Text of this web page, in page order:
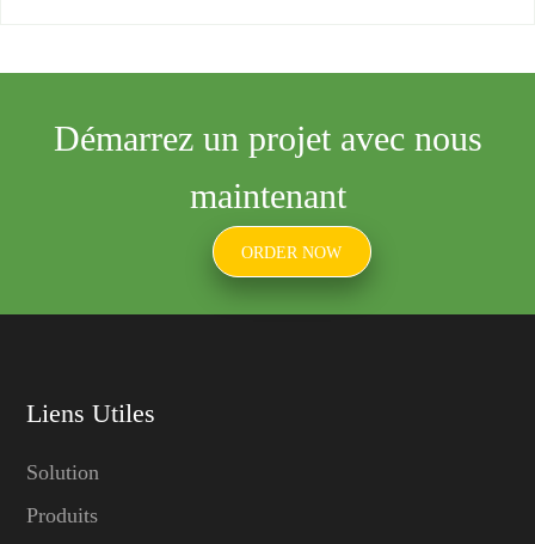
Démarrez un projet avec nous
maintenant
ORDER NOW
Liens Utiles
Solution
Produits